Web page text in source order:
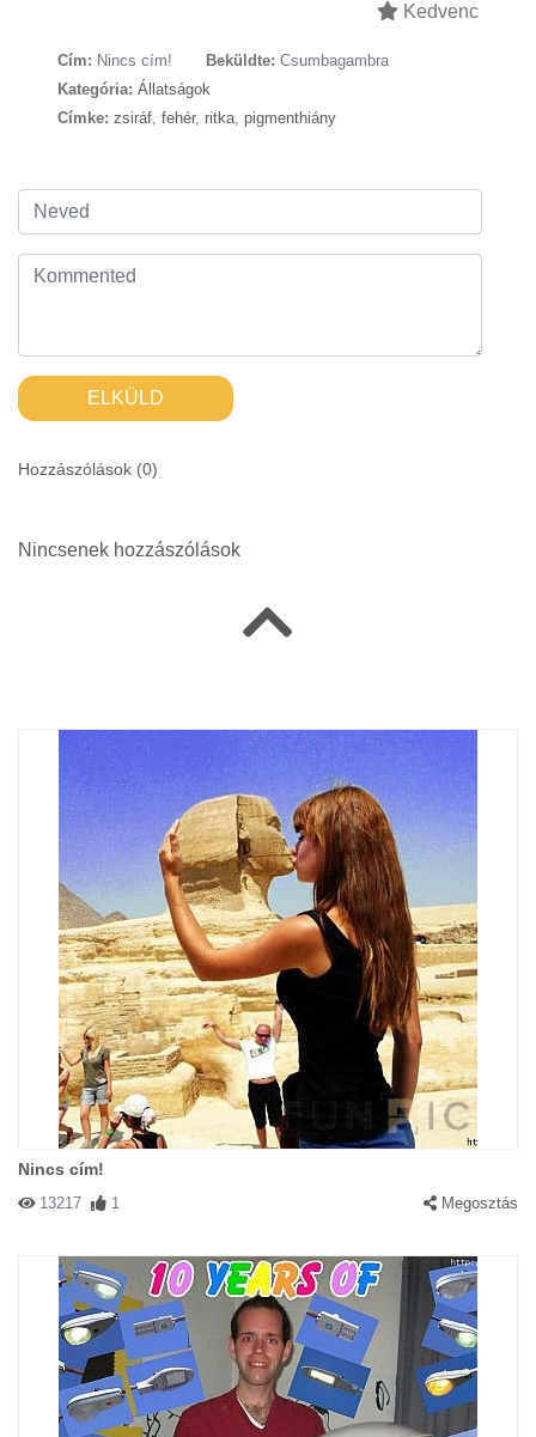
Kedvenc
Cím: Nincs cím! Beküldte: Csumbagambra
Kategória: Állatságok
Címke: zsiráf, fehér, ritka, pigmenthiány
ELKÜLD
Hozzászólások (0)
Nincsenek hozzászólások
Nincs cím!
13217 1 Megosztás